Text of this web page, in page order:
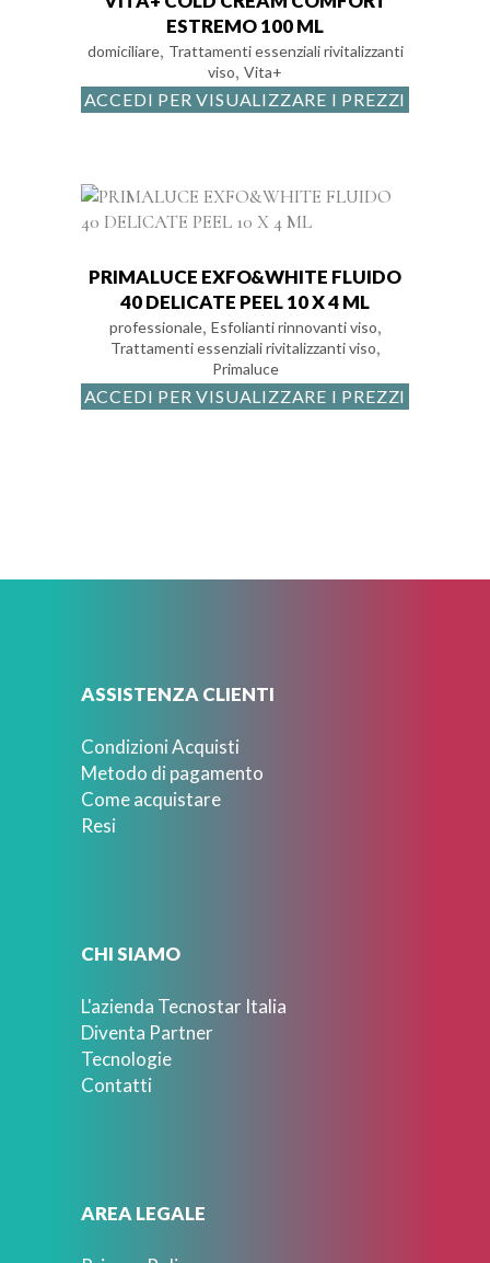
ESTREMO 100 ML
domiciliare, Trattamenti essenziali rivitalizzanti
viso, Vita+
ACCEDI PER VISUALIZZARE I PREZZI
PRIMALUCE EXFO&WHITE FLUIDO
40 DELICATE PEEL 10 X 4 ML
professionale, Esfolianti rinnovanti viso,
Trattamenti essenziali rivitalizzanti viso,
Primaluce
ACCEDI PER VISUALIZZARE I PREZZI
ASSISTENZA CLIENTI
Condizioni Acquisti
Metodo di pagamento
Come acquistare
Resi
CHI SIAMO
L'azienda Tecnostar Italia
Diventa Partner
Tecnologie
Contatti
AREA LEGALE